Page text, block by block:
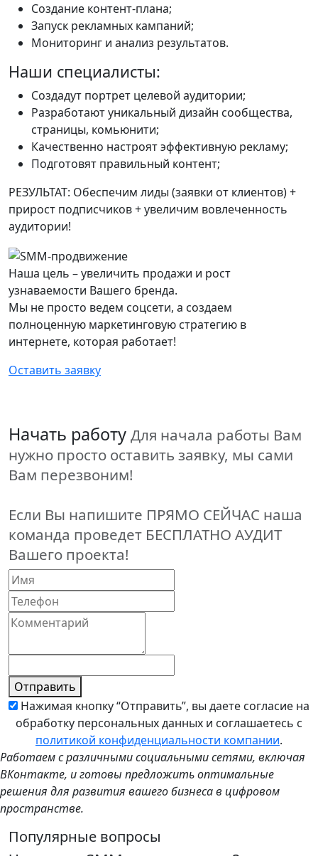
Создание контент-плана;
Запуск рекламных кампаний;
Мониторинг и анализ результатов.
Наши специалисты:
Создадут портрет целевой аудитории;
Разработают уникальный дизайн сообщества,
страницы, комьюнити;
Качественно настроят эффективную рекламу;
Подготовят правильный контент;
РЕЗУЛЬТАТ: Обеспечим лиды (заявки от клиентов) +
прирост подписчиков + увеличим вовлеченность
аудитории!
Наша цель – увеличить продажи и рост
узнаваемости Вашего бренда.
Мы не просто ведем соцсети, а создаем
полноценную маркетинговую стратегию в
интернете, которая работает!
Оставить заявку
Начать работу Для начала работы Вам
нужно просто оставить заявку, мы сами
Вам перезвоним!
Если Вы напишите ПРЯМО СЕЙЧАС наша
команда проведет БЕСПЛАТНО АУДИТ
Вашего проекта!
Отправить
Нажимая кнопку “Отправить”, вы даете согласие на
обработку персональных данных и соглашаетесь с
политикой конфиденциальности компании.
Работаем с различными социальными сетями, включая
ВКонтакте, и готовы предложить оптимальные
решения для развития вашего бизнеса в цифровом
пространстве.
Популярные вопросы